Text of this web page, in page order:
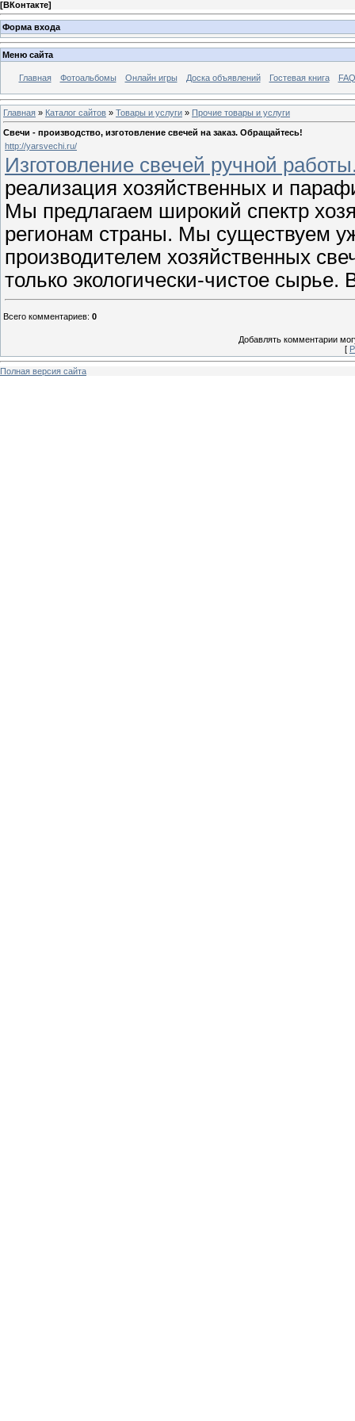
[ВКонтакте]
Форма входа
Меню сайта
Главная Фотоальбомы Онлайн игры Доска объявлений Гостевая книга
Главная » Каталог сайтов » Товары и услуги » Прочие товары и услуги
Свечи - производство, изготовление свечей на заказ. Обращайтесь!
http://yarsvechi.ru/
Изготовление свечей ручной
реализация хозяйственных и
Мы предлагаем широкий спектр
регионам страны. Мы существуем
производителем хозяйственных
только экологически-чистое
Всего комментариев: 0
Добавлять комментарии
[
Полная версия сайта